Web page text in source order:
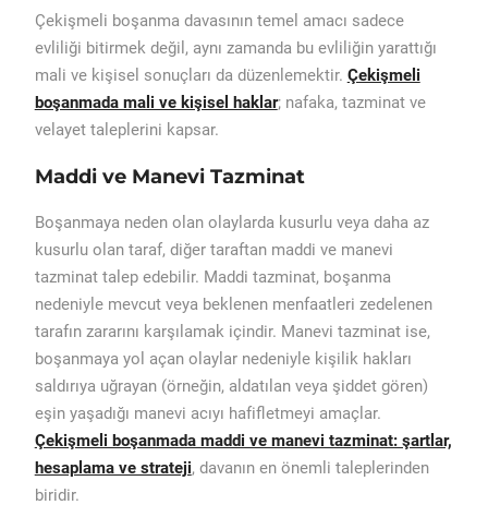
Çekişmeli boşanma davasının temel amacı sadece
evliliği bitirmek değil, aynı zamanda bu evliliğin yarattığı
mali ve kişisel sonuçları da düzenlemektir. Çekişmeli
boşanmada mali ve kişisel haklar; nafaka, tazminat ve
velayet taleplerini kapsar.
Maddi ve Manevi Tazminat
Boşanmaya neden olan olaylarda kusurlu veya daha az
kusurlu olan taraf, diğer taraftan maddi ve manevi
tazminat talep edebilir. Maddi tazminat, boşanma
nedeniyle mevcut veya beklenen menfaatleri zedelenen
tarafın zararını karşılamak içindir. Manevi tazminat ise,
boşanmaya yol açan olaylar nedeniyle kişilik hakları
saldırıya uğrayan (örneğin, aldatılan veya şiddet gören)
eşin yaşadığı manevi acıyı hafifletmeyi amaçlar.
Çekişmeli boşanmada maddi ve manevi tazminat: şartlar,
hesaplama ve strateji, davanın en önemli taleplerinden
biridir.